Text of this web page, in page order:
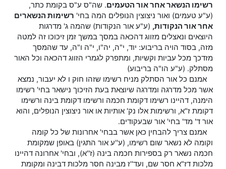
רשימו הנשאר אחר אור הטעמים. שה"ס ע"ס בקומת כתר,
(ע"ע טעמים) ואור ניצוצין הנופלים המה בחי' רשימות הנשארים
אחר אור הנקודות, (ע"ע אור הנקודות) שהמה ג' מדרגות
היוצאים ונאצלים מזווג דהכאה במסך במשך זמן זיכוכו זה למטה
מזה, בסוד הויה בריבוע: יוד, י"ה, יה"ו, י"ה ו"ה, עד שהמסך
מזדכך מכל עביות וקשיות, ומתפרק לגמרי הזווג דהכאה וכל האור
מסתלק. (ע"ע הו"ה בריבוע)
אמנם כל אור הסתלק מניח רשימו שזהו חוק ו לא יעבור, נמצא
אשר מכל מדרגה ומדרגה שיוצאת בעת הזיכוך נישאר בחי' רשימו
הימנה, דהיינו רשימו דקומת חכמה ורשימו דקומת בינה ורשימו
דקומת ז"א, ורשימות אלו נק' אותיות או אור ניצוצין הנופלים, והוא
אור ד' מד' בחי' אור שבעקודים.
אמנם צריך להבחין כאן אשר בבחי' אחרונות של כל קומה
וקומה לא נשאר שום רשימו, (ע''ע אור התגין) באופן שמקומת
חכמה נשאר רק בספירות חכמה בינה (ז''א), ובחי' אחרונה דהיינו
מלכות דז"א חסר שם, ועד''ז מבינה חסר מלכות דבינה ומקומת